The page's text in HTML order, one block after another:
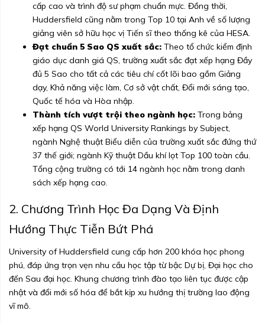
cấp cao và trình độ sư phạm chuẩn mực. Đồng thời,
Huddersfield cũng nằm trong Top 10 tại Anh về số lượng
giảng viên sở hữu học vị Tiến sĩ theo thống kê của HESA.
Đạt chuẩn 5 Sao QS xuất sắc: Theo tổ chức kiểm định
giáo dục danh giá QS, trường xuất sắc đạt xếp hạng Đầy
đủ 5 Sao cho tất cả các tiêu chí cốt lõi bao gồm Giảng
dạy, Khả năng việc làm, Cơ sở vật chất, Đổi mới sáng tạo,
Quốc tế hóa và Hòa nhập.
Thành tích vượt trội theo ngành học: Trong bảng
xếp hạng QS World University Rankings by Subject,
ngành Nghệ thuật Biểu diễn của trường xuất sắc đứng thứ
37 thế giới; ngành Kỹ thuật Dầu khí lọt Top 100 toàn cầu.
Tổng cộng trường có tới 14 ngành học nằm trong danh
sách xếp hạng cao.
2. Chương Trình Học Đa Dạng Và Định
Hướng Thực Tiễn Bứt Phá
University of Huddersfield cung cấp hơn 200 khóa học phong
phú, đáp ứng trọn vẹn nhu cầu học tập từ bậc Dự bị, Đại học cho
đến Sau đại học. Khung chương trình đào tạo liên tục được cập
nhật và đổi mới số hóa để bắt kịp xu hướng thị trường lao động
vĩ mô.